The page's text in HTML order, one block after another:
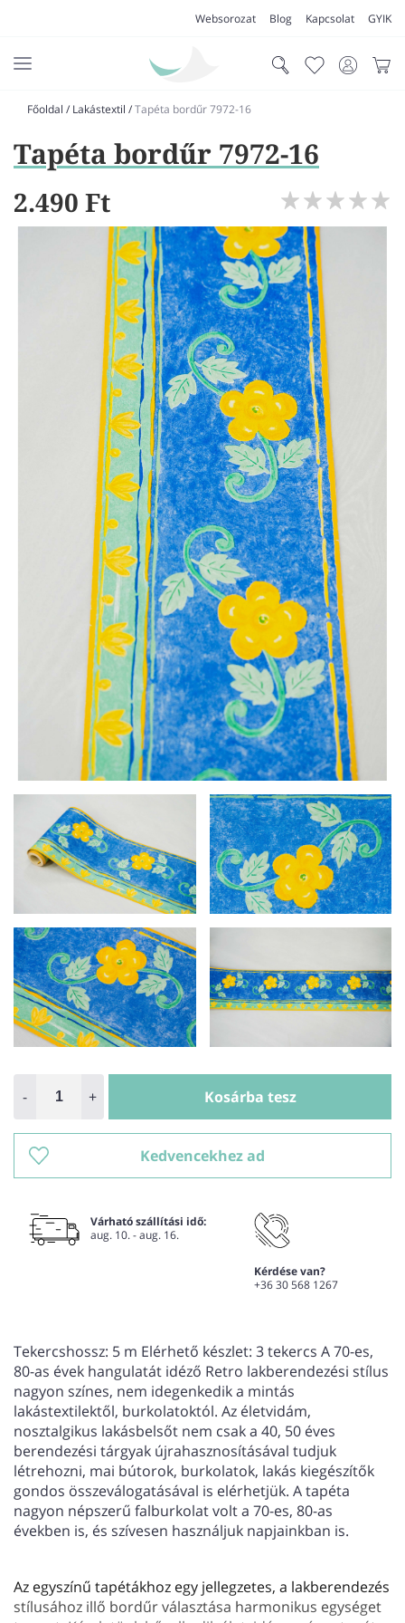
Websorozat Blog Kapcsolat GYIK
SZŐNYEG
LAKÁSTEXTIL
MŰFŰ
VÍZÁLLÓ PADLÓ
LAMINÁLT PADLÓ
FUTÓSZŐNYEG
LÁBTÖRLŐ
FÜRDŐSZOBA SZŐNYEG
AJÁNDÉK ÖTLETEK
VINYL FALBURKOLAT
Főoldal / Lakástextil /Tapéta bordűr 7972-16
Tapéta bordűr 7972-16
2.490 Ft
- + Kosárba tesz
Kedvencekhez ad
Várható szállítási idő:
aug. 10. - aug. 16.
Kérdése van?
+36 30 568 1267
Tekercshossz: 5 m Elérhető készlet: 3 tekercs A 70-es,
80-as évek hangulatát idéző Retro lakberendezési stílus
nagyon színes, nem idegenkedik a mintás
lakástextilektől, burkolatoktól. Az életvidám,
nosztalgikus lakásbelsőt nem csak a 40, 50 éves
berendezési tárgyak újrahasznosításával tudjuk
létrehozni, mai bútorok, burkolatok, lakás kiegészítők
gondos összeválogatásával is elérhetjük. A tapéta
nagyon népszerű falburkolat volt a 70-es, 80-as
években is, és szívesen használjuk napjainkban is.
Az egyszínű tapétákhoz egy jellegzetes, a lakberendezés
stílusához illő bordűr választása harmonikus egységet